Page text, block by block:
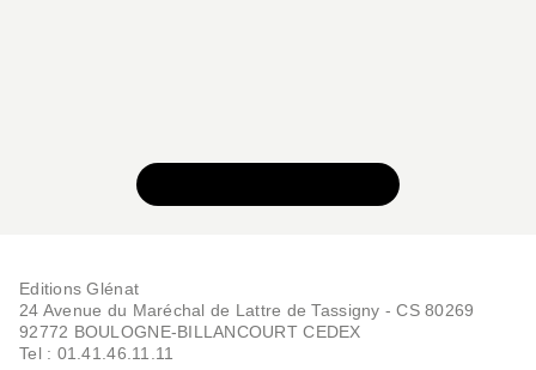
Editions Glénat
24 Avenue du Maréchal de Lattre de Tassigny - CS 80269
92772 BOULOGNE-BILLANCOURT CEDEX
Tel : 01.41.46.11.11